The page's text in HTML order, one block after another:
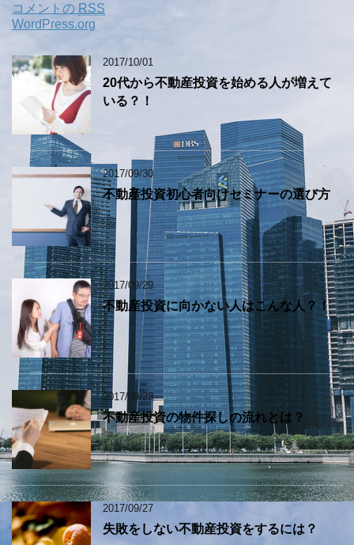
コメントの RSS
WordPress.org
2017/10/01
20代から不動産投資を始める人が増えて
いる？！
2017/09/30
不動産投資初心者向けセミナーの選び方
2017/09/29
不動産投資に向かない人はこんな人？！
2017/09/28
不動産投資の物件探しの流れとは？
2017/09/27
失敗をしない不動産投資をするには？